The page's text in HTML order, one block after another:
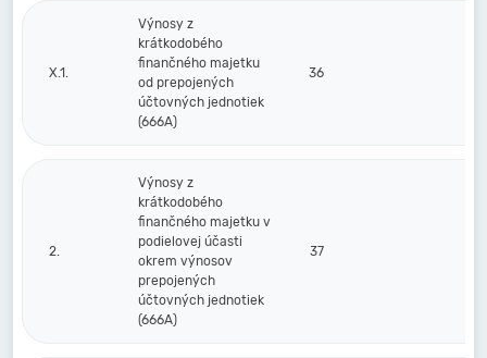
X.1.
Výnosy z
krátkodobého
finančného majetku
od prepojených
účtovných jednotiek
(666A)
36
2.
Výnosy z
krátkodobého
finančného majetku v
podielovej účasti
okrem výnosov
prepojených
účtovných jednotiek
(666A)
37